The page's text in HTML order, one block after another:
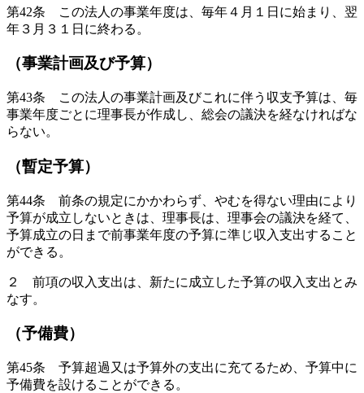
第42条 この法人の事業年度は、毎年４月１日に始まり、翌
年３月３１日に終わる。
（事業計画及び予算）
第43条 この法人の事業計画及びこれに伴う収支予算は、毎
事業年度ごとに理事長が作成し、総会の議決を経なければな
らない。
（暫定予算）
第44条 前条の規定にかかわらず、やむを得ない理由により
予算が成立しないときは、理事長は、理事会の議決を経て、
予算成立の日まで前事業年度の予算に準じ収入支出すること
ができる。
２ 前項の収入支出は、新たに成立した予算の収入支出とみ
なす。
（予備費）
第45条 予算超過又は予算外の支出に充てるため、予算中に
予備費を設けることができる。